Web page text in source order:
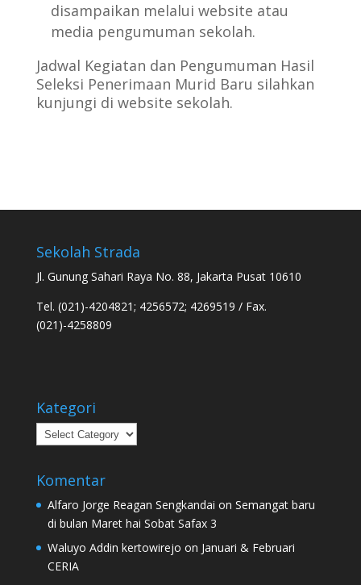
disampaikan melalui website atau
media pengumuman sekolah.
Jadwal Kegiatan dan Pengumuman Hasil
Seleksi Penerimaan Murid Baru silahkan
kunjungi di website sekolah.
Sekolah Strada
Jl. Gunung Sahari Raya No. 88, Jakarta Pusat 10610
Tel. (021)-4204821; 4256572; 4269519 / Fax.
(021)-4258809
Kategori
Kategori
Komentar
Alfaro Jorge Reagan Sengkandai on Semangat baru
di bulan Maret hai Sobat Safax 3
Waluyo Addin kertowirejo on Januari & Februari
CERIA